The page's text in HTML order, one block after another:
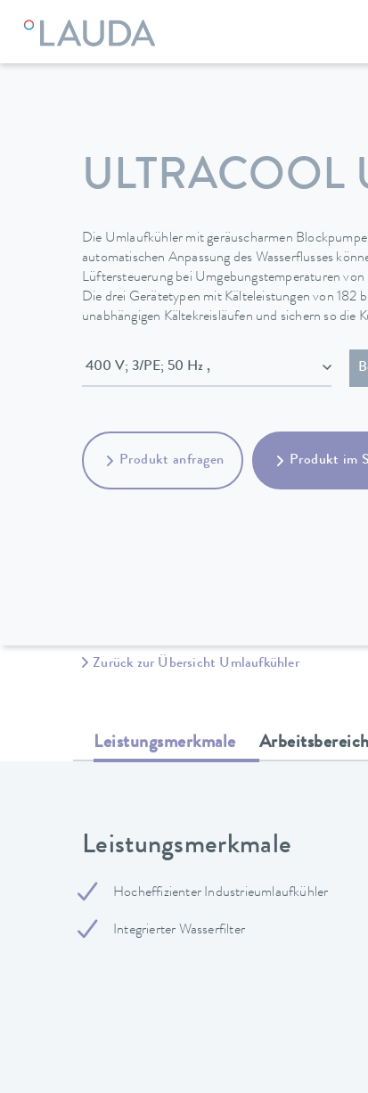
LAUDA Temperiergeräte
ULTRACOOL
Die Umlaufkühler mit geräuscharmen
automatischen Anpassung des Wasserflusses
Lüftersteuerung bei Umgebungstemperaturen
Die drei Gerätetypen mit Kälteleistungen von 182
unabhängigen Kältekreisläufen und sichern so die
400 V; 3/PE; 50 Hz ,
Produkt anfragen Produkt im
Zurück zur Übersicht Umlaufkühler
Leistungsmerkmale Arbeitsbereich
Leistungsmerkmale
Hocheffizienter Industrieumlaufkühler
Integrierter Wasserfilter